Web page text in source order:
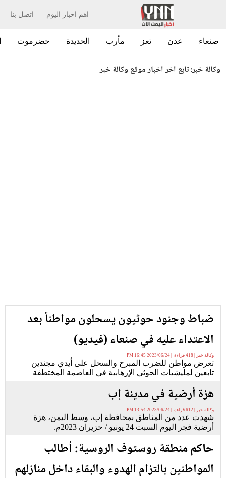
اهم اخبار اليوم | اتصل بنا
صنعاء عدن تعز مأرب الحديدة حضرموت
وكالة خبر:تابع اخر اخبار موقع وكالة خبر
ضباط وجنود حوثيون يسحلون مواطناً بعد
الاعتداء عليه في صنعاء (فيديو)
وكالة خبر | 418 قراءة | 2023/06/24 16:45 PM
تعرض مواطن للضرب المبرح والسحل على أيدي مجندين
تابعين لمليشيات الحوثي الإرهابية في العاصمة المختطفة
هزة أرضية في مدينة إب
وكالة خبر | 612 قراءة | 2023/06/24 13:54 PM
شهدت عدد من المناطق بمحافظة إب، وسط اليمن، هزة
أرضية فجر اليوم السبت 24 يونيو / حزيران 2023م.
حاكم منطقة روستوف الروسية: أطالب
المواطنين بالتزام الهدوء والبقاء داخل منازلهم